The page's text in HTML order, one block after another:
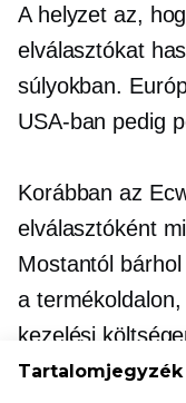
A helyzet az,
elválasztókat
súlyokban.
USA-ban pedig
Korábban az
elválasztóként
Mostantól
a
kezelési
Tartalomjegyzék